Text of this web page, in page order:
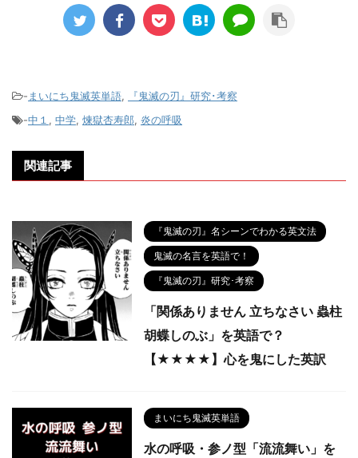
-まいにち鬼滅英単語,
『鬼滅の刃』研究･考察
-中１ , 中学, 煉獄杏寿郎, 炎の呼吸
関連記事
『鬼滅の刃』名シーンでわかる英文法
鬼滅の名言を英語で！
『鬼滅の刃』研究･考察
「関係ありません 立ちなさい 蟲柱
胡蝶しのぶ」を英語で？
【★★★★】心を鬼にした英訳
まいにち鬼滅英単語
水の呼吸・参ノ型「流流舞い」を